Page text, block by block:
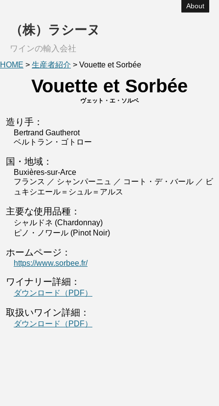
About
（株）ラシーヌ
ワインの輸入会社
HOME > 生産者紹介 > Vouette et Sorbée
Vouette et Sorbée
ヴェット・エ・ソルベ
造り手：
Bertrand Gautherot
ベルトラン・ゴトロー
国・地域：
Buxières-sur-Arce
フランス ／ シャンパーニュ ／ コート・デ・バール ／ ビ
ュキシエール＝シュル＝アルス
主要な使用品種：
シャルドネ (Chardonnay)
ピノ・ノワール (Pinot Noir)
ホームページ：
https://www.sorbee.fr/
ワイナリー詳細：
ダウンロード（PDF）
取扱いワイン詳細：
ダウンロード（PDF）